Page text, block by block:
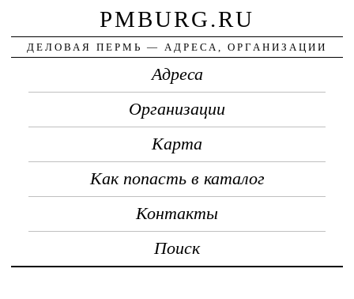
PMBURG.RU
ДЕЛОВАЯ ПЕРМЬ — АДРЕСА, ОРГАНИЗАЦИИ
Адреса
Организации
Карта
Как попасть в каталог
Контакты
Поиск